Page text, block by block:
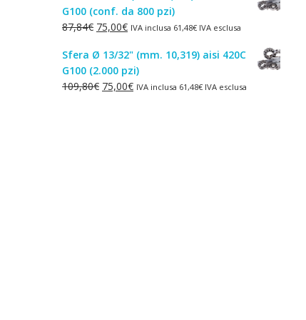
era:
1,50€.
è:
1,00€.
G100 (conf. da 800 pzi)
87,84€ Il
originale
era:
87,84€.
75,00€Il
attuale
è:
75,00€.
IVA inclusa 61,48€ IVA esclusa
Sfera Ø 13/32" (mm. 10,319) aisi 420C
G100 (2.000 pzi)
109,80€ Il
75,00€IlIVA inclusa 61,48€ IVA esclusa